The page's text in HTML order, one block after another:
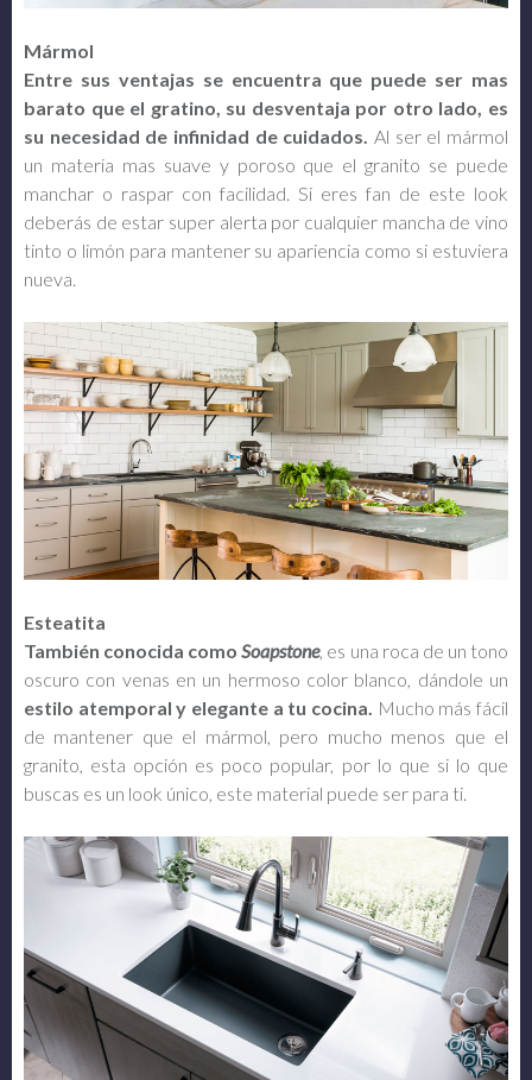
Mármol
Entre sus ventajas se encuentra que puede ser mas
barato que el gratino, su desventaja por otro lado, es
su necesidad de infinidad de cuidados. Al ser el mármol
un materia mas suave y poroso que el granito se puede
manchar o raspar con facilidad. Si eres fan de este look
deberás de estar super alerta por cualquier mancha de vino
tinto o limón para mantener su apariencia como si estuviera
nueva.
Esteatita
También conocida comoSoapstone, es una roca de un tono
oscuro con venas en un hermoso color blanco, dándole un
estilo atemporal y elegante a tu cocina. Mucho más fácil
de mantener que el mármol, pero mucho menos que el
granito, esta opción es poco popular, por lo que si lo que
buscas es un look único, este material puede ser para ti.